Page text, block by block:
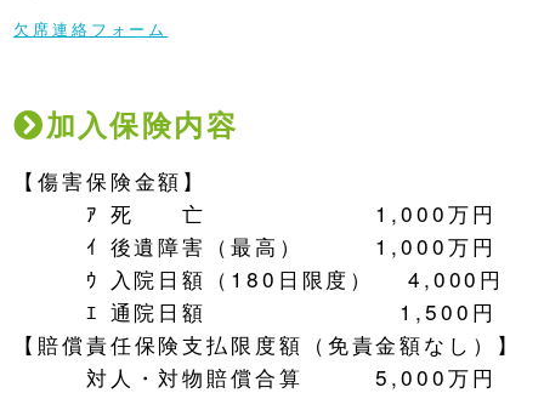
欠席連絡フォーム
加入保険内容
【傷害保険金額】
ｱ 死 亡 1,000万円
ｲ 後遺障害（最高） 1,000万円
ｳ 入院日額（180日限度） 4,000円
ｴ 通院日額 1,500円
【賠償責任保険支払限度額（免責金額なし）】
対人・対物賠償合算 5,000万円